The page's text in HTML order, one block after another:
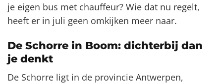
je eigen bus met chauffeur? Wie dat nu regelt,
heeft er in juli geen omkijken meer naar.
De Schorre in Boom: dichterbij dan
je denkt
De Schorre ligt in de provincie Antwerpen,